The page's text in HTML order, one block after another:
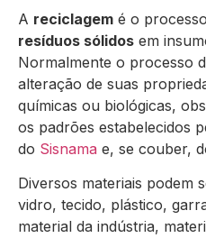
A reciclagem é o
resíduos sólidos em
Normalmente o processo
alteração de suas
químicas ou biológicas,
os padrões estabelecidos
do Sisnama e, se couber,
Diversos materiais podem
vidro, tecido, plástico,
material da indústria,